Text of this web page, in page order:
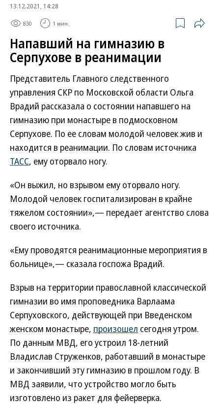
13.12.2021, 14:28
830 1 мин.
Напавший на гимназию в
Серпухове в реанимации
Представитель Главного следственного
управления СКР по Московской области Ольга
Врадий рассказала о состоянии напавшего на
гимназию при монастыре в подмосковном
Серпухове. По ее словам молодой человек жив и
находится в реанимации. По словам источника
ТАСС, ему оторвало ногу.
«Он выжил, но взрывом ему оторвало ногу.
Молодой человек госпитализирован в крайне
тяжелом состоянии»,— передает агентство слова
своего источника.
«Ему проводятся реанимационные мероприятия в
больнице»,— сказала госпожа Врадий.
Взрыв на территории православной классической
гимназии во имя проповедника Варлаама
Серпуховского, действующей при Введенском
женском монастыре, произошел сегодня утром.
По данным МВД, его устроил 18-летний
Владислав Струженков, работавший в монастыре
и закончивший эту гимназию в прошлом году. В
МВД заявили, что устройство могло быть
изготовлено из ракет для фейерверка.